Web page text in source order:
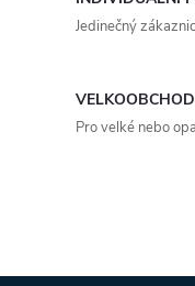
Jedinečný
VELKOOBCHOD
Pro velké nebo